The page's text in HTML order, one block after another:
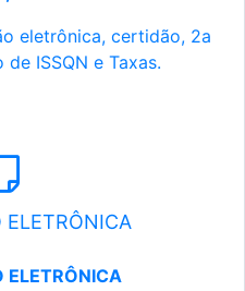
eletrônica, certidão, 2a
ISSQN e Taxas.
ELETRÔNICA
ELETRÔNICA